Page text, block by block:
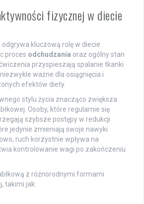
fizycznej w diecie
odgrywa kluczową rolę w diecie
proces odchudzania oraz ogólny stan
przyspieszają spalanie tkanki
ważne dla osiągnięcia i
efektów diety.
stylu życia znacząco zwiększa
Osoby, które regularnie się
szybsze postępy w redukcji
jedynie zmieniają swoje nawyki
ruch korzystnie wpływa na
kontrolowanie wagi po zakończeniu
z różnorodnymi formami
takimi jak: